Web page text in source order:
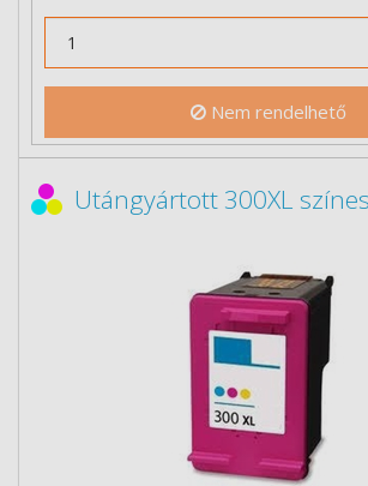
Nem rendelhető
Utángyártott 300XL